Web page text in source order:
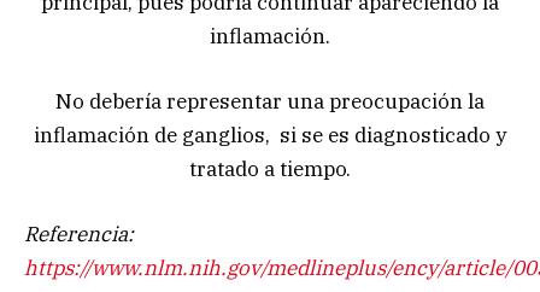
inflamación.
No debería representar una preocupación la
inflamación de ganglios, si se es diagnosticado y
tratado a tiempo.
Referencia:
https://www.nlm.nih.gov/medlineplus/ency/article/